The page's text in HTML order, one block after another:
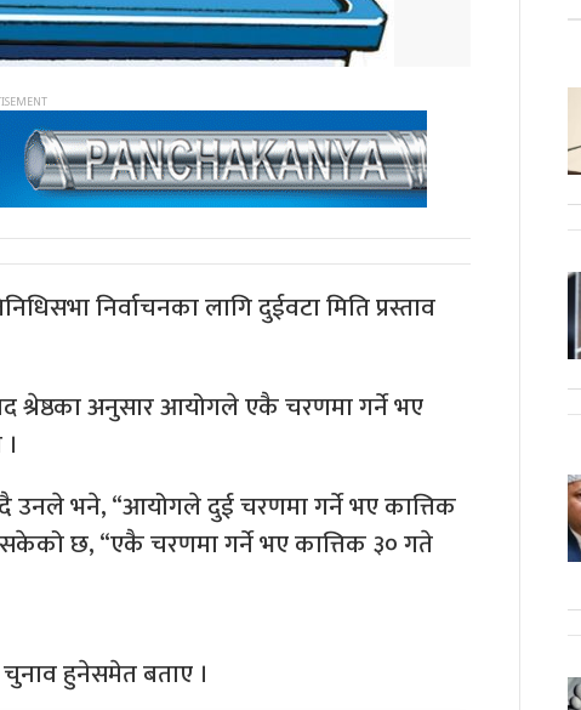
निर्वाचनका लागि दुईवटा मिति प्रस्ताव
श्रेष्ठका अनुसार आयोगले एकै चरणमा गर्ने भए
उनले भने, “आयोगले दुई चरणमा गर्ने भए कात्तिक
छ, “एकै चरणमा गर्ने भए कात्तिक ३० गते
चुनाव हुनेसमेत बताए ।